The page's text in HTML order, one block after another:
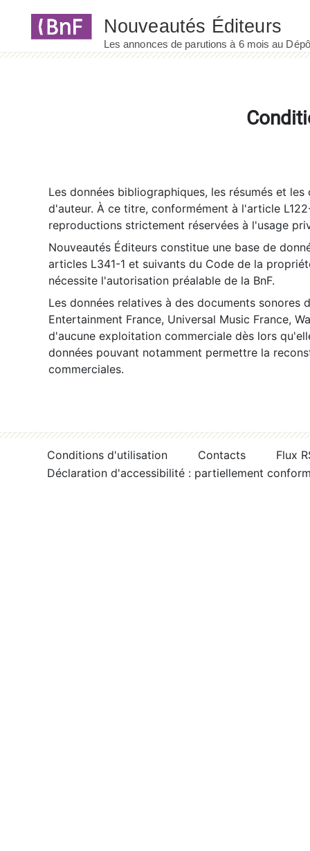
Les données bibliographiques, les résumés et
d'auteur. À ce titre, conformément à l'article
reproductions strictement réservées à l'usage
Nouveautés Éditeurs constitue une base de
articles L341-1 et suivants du Code de la
nécessite l'autorisation préalable de la BnF.
Les données relatives à des documents sonores
Entertainment France, Universal Music France,
d'aucune exploitation commerciale dès lors
données pouvant notamment permettre la
commerciales.
Conditions d'utilisation Contacts
Flux
Déclaration d'accessibilité : partiellement